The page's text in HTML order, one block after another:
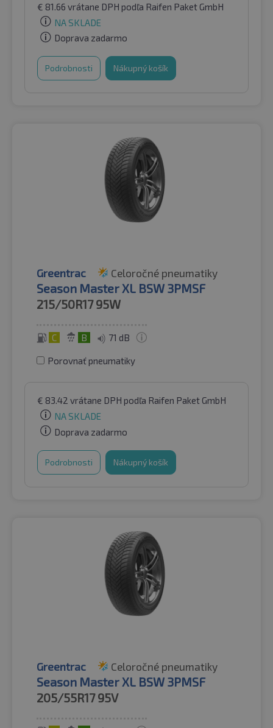
€ 81.66 vrátane DPH podľa Raifen Paket GmbH
NA SKLADE
Doprava zadarmo
Podrobnosti Nákupný košík
Greentrac Celoročné pneumatiky
Season Master XL BSW 3PMSF
215/50R17 95W
C B 71 dB
Porovnať pneumatiky
€ 83.42 vrátane DPH podľa Raifen Paket GmbH
NA SKLADE
Doprava zadarmo
Podrobnosti Nákupný košík
Greentrac Celoročné pneumatiky
Season Master XL BSW 3PMSF
205/55R17 95V